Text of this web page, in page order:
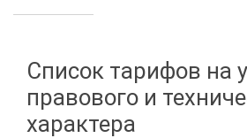
Список тарифов на
правового и
характера